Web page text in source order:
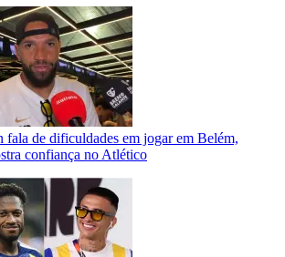
fala de dificuldades em jogar em Belém,
confiança no Atlético